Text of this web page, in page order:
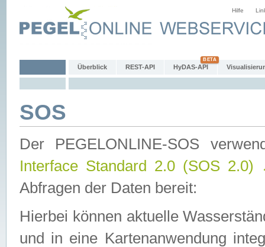
Hilfe
Überblick REST-API HyDAS-API
SOS
Der PEGELONLINE-SOS
Interface Standard 2.0 (SOS 2.0)
Abfragen der Daten bereit:
Hierbei können aktuelle
und in eine Kartenanwendung